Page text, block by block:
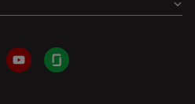
YouTubeGlassdoor